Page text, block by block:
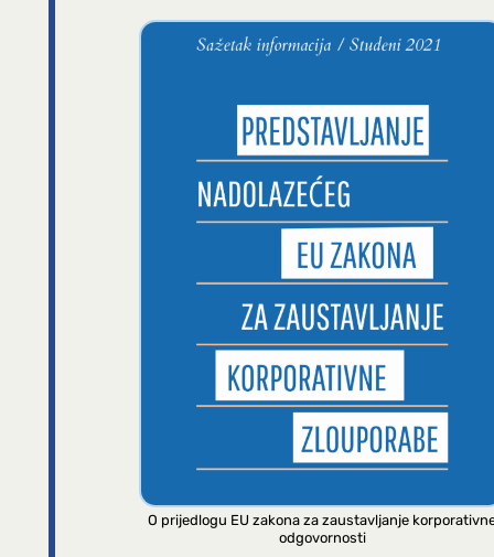
O prijedlogu EU zakona za zaustavljanje
odgovornosti